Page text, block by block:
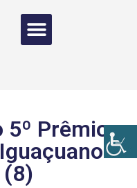
5º Prêmio